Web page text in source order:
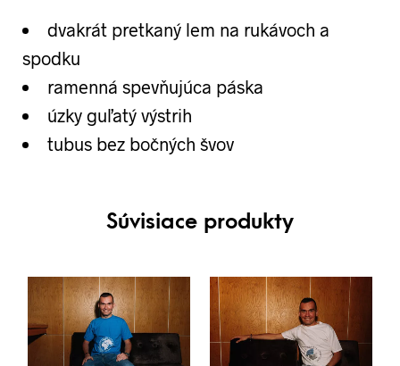
dvakrát pretkaný lem na rukávoch a
spodku
ramenná spevňujúca páska
úzky guľatý výstrih
tubus bez bočných švov
Súvisiace produkty